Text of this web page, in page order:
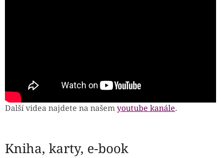
Další videa najdete na našemyoutube kanále.
Kniha, karty, e-book